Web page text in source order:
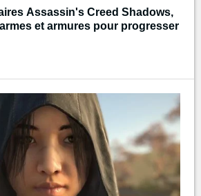
Assassin's Creed Shadows,
et armures pour progresser